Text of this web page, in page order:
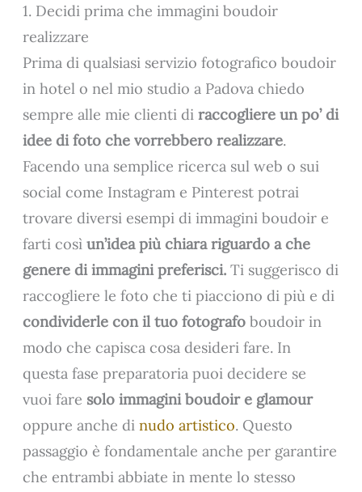
1. Decidi prima che immagini boudoir
realizzare
Prima di qualsiasi servizio fotografico boudoir
in hotel o nel mio studio a Padova chiedo
sempre alle mie clienti diraccogliere un po’ di
idee di foto che vorrebbero realizzare.
Facendo una semplice ricerca sul web o sui
social come Instagram e Pinterest potrai
trovare diversi esempi di immagini boudoir e
farti cosìun’idea più chiara riguardo a che
genere di immagini preferisci. Ti suggerisco di
raccogliere le foto che ti piacciono di più e di
condividerle con il tuo fotografo boudoir in
modo che capisca cosa desideri fare. In
questa fase preparatoria puoi decidere se
vuoi fare solo immagini boudoir e glamour
oppure anche dinudo artistico. Questo
passaggio è fondamentale anche per garantire
che entrambi abbiate in mente lo stesso